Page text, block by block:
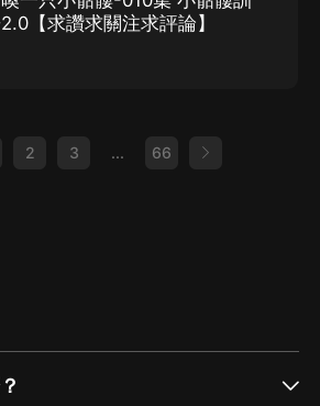
【求讚求關注求評論】
2 3 ... 66